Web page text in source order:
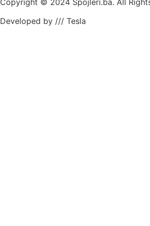
Developed by /// Tesla